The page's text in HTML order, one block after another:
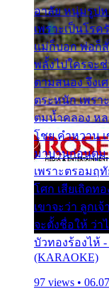
อาลัย หนุ่มรูปห
เพราะเป็นโรค
แม่ก็บอก พ่อก็สั่
พลั้งไปใครจะ
ตามสนอง จึงเ
ตระหนัก เพรา
ตมน้ำคลอง ห
โชย คำหวาน
มาบานก่อนตูม
เพราะตรอมฤ
โศก เสียเถิดท
เขาจะว่า ลูกเ
จะตั้งชื่อให้ ว่า
บัวทองร้องไห้
(KARAOKE)
97 views •